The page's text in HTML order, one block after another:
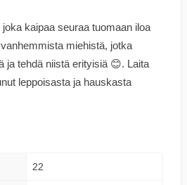
kaipaa seuraa tuomaan iloa
miehistä, jotka
ja tehdä niistä erityisiä 😊. Laita
leppoisasta ja hauskasta
22